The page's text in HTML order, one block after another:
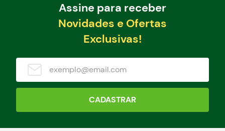
Assine para receber
Novidades e Ofertas
Exclusivas!
CADASTRAR